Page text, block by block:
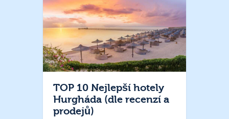
TOP 10 Nejlepší hotely
Hurgháda (dle recenzí a
prodejů)